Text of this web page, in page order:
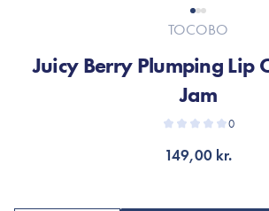
TOCOBO
Juicy Berry Plumping Lip
Jam
0
149,00 kr.